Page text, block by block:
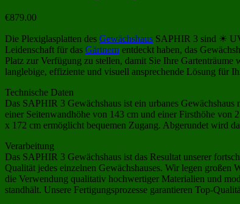
€879.00
Die Plexiglasplatten des Gewächshaus SAPHIR 3 sind ☀
Leidenschaft für das Gärtnern entdeckt haben, das
Platz zur Verfügung zu stellen, damit Sie Ihre
langlebige, effiziente und visuell ansprechende Lösung für
Technische Daten
Das SAPHIR 3 Gewächshaus ist ein urbanes
einer Seitenwandhöhe von 143 cm und einer Firsthöhe von
x 172 cm ermöglicht bequemen Zugang. Abgerundet wird
Verarbeitung
Das SAPHIR 3 Gewächshaus ist das Resultat unserer
Qualität jedes einzelnen Gewächshauses. Wir legen großen
die Verwendung qualitativ hochwertiger Materialien und
standhält. Unsere Fertigungsprozesse garantieren Top-